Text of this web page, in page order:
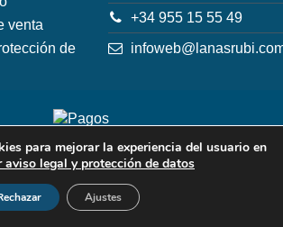
venta
de
+34 955 15 55 49
para mejorar la experiencia del usuario en
aviso legal y protección de datos
Ajustes